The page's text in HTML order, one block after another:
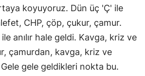
Kırşehir
Kocaeli
Konya
Kütahya
koyuyoruz. Dün üç 'Ç' ile
CHP, çöp, çukur, çamur.
anılır hale geldi. Kavga, kriz ve
çamurdan, kavga, kriz ve
gele geldikleri nokta bu.